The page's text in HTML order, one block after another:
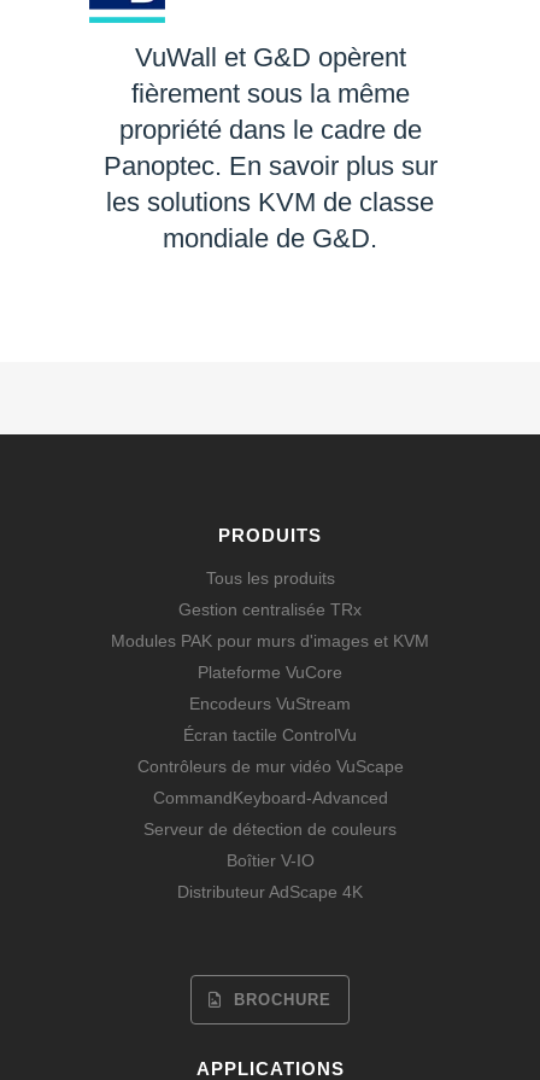
VuWall et G&D opèrent
fièrement sous la même
propriété dans le cadre de
Panoptec. En savoir plus sur
les solutions KVM de classe
mondiale de G&D.
PRODUITS
Tous les produits
Gestion centralisée TRx
Modules PAK pour murs d'images et KVM
Plateforme VuCore
Encodeurs VuStream
Écran tactile ControlVu
Contrôleurs de mur vidéo VuScape
CommandKeyboard-Advanced
Serveur de détection de couleurs
Boîtier V-IO
Distributeur AdScape 4K
BROCHURE
APPLICATIONS